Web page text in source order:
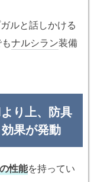
ルと話しかける
ナルシラン装備
り上、防具
果が発動
性能を持ってい